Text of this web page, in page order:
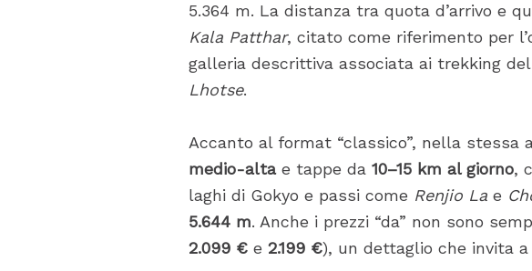
5.364 m. La distanza tra quota d’arrivo e
Kala Patthar, citato come riferimento per
galleria descrittiva associata ai trekking
Lhotse.
Accanto al format “classico”, nella
medio-altae tappe da10–15 km al giorno,
laghi di Gokyo e passi come Renjio La e
5.644 m. Anche i prezzi “da” non sono
2.099 € e2.199 €), un dettaglio che invita